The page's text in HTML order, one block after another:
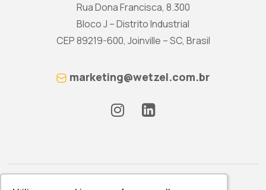
Rua Dona Francisca, 8.300
Bloco J – Distrito Industrial
CEP 89219-600, Joinville – SC, Brasil
marketing@wetzel.com.br